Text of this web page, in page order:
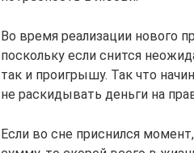
Во время реализации нового
поскольку если снится
так и проигрышу. Так что
не раскидывать деньги на
Если во сне приснился